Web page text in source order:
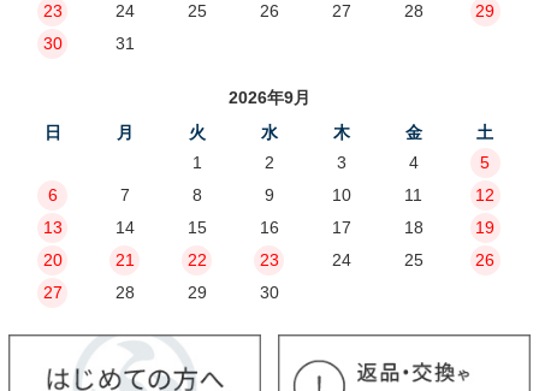
23
24 25 26 27 28
29
30
31
2026年9月
日
月 火 水 木 金
土
1
2 3 4
5
6
7 8 9 10 11
12
13
14 15 16 17 18
19
20
21 22 23 24 25
26
27
28 29 30